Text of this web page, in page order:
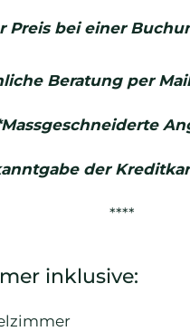
Preis bei einer
Beratung per
der
****
inklusive: